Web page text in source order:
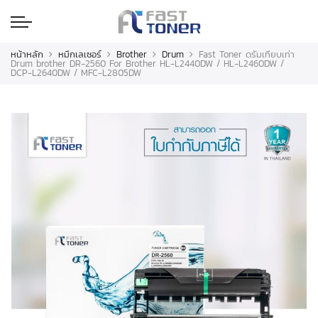
หน้าหลัก หมึกเลเซอร์ Brother Drum Fast Toner ดรัมเทียบเท่า
Drum brother DR-2560 For Brother HL-L2440DW / HL-L2460DW /
DCP-L2640DW / MFC-L2805DW